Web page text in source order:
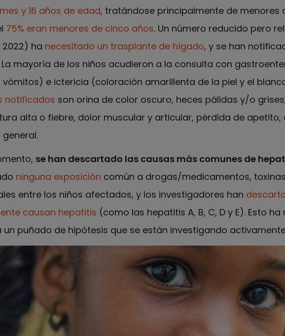
y 16 años de edad, tratándose principalmente de menores
75% eran menores de cinco años. Un número reducido pero
ha necesitado un trasplante de hígado, y se han
mayoría de los niños acudieron a la consulta con
vómitos) e ictericia (coloración amarillenta de la piel y el
notificados son orina de color oscuro, heces pálidas y/o
alta o fiebre, dolor muscular y articular, pérdida de
se han descartado las causas más comunes de
ninguna exposición común a drogas/medicamentos,
entre los niños afectados, y los investigadores han
causan hepatitis (como las hepatitis A, B, C, D y E). Esto
un puñado de hipótesis que se están investigando